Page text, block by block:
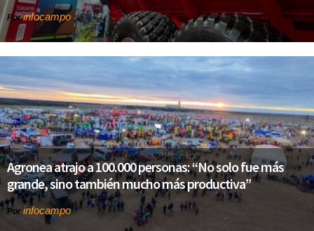
Porinfocampo
Agronea atrajo a 100.000 personas: “No solo fue más
grande, sino también mucho más productiva”
Por infocampo